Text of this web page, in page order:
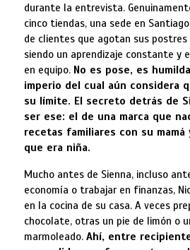
durante la entrevista.
cinco tiendas, una sede en
de clientes que agotan sus postres
siendo un aprendizaje constante y
en equipo. No es pose, es
imperio del cual aún considera
su límite. El secreto detrás de
ser ese: el de una marca que
recetas familiares con su mamá
que era niña.
Mucho antes de Sienna, incluso
economía o trabajar en finanzas,
en la cocina de su casa. A veces
chocolate, otras un pie de limón o
marmoleado. Ahí, entre